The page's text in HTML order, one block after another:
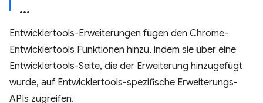
Entwicklertools-Erweiterungen fügen den Chrome-
Entwicklertools Funktionen hinzu, indem sie über eine
Entwicklertools-Seite, die der Erweiterung hinzugefügt
wurde, auf Entwicklertools-spezifische Erweiterungs-
APIs zugreifen.